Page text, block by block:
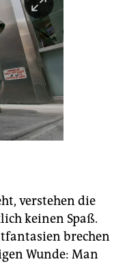
verstehen die
keinen Spaß.
brechen
Wunde: Man